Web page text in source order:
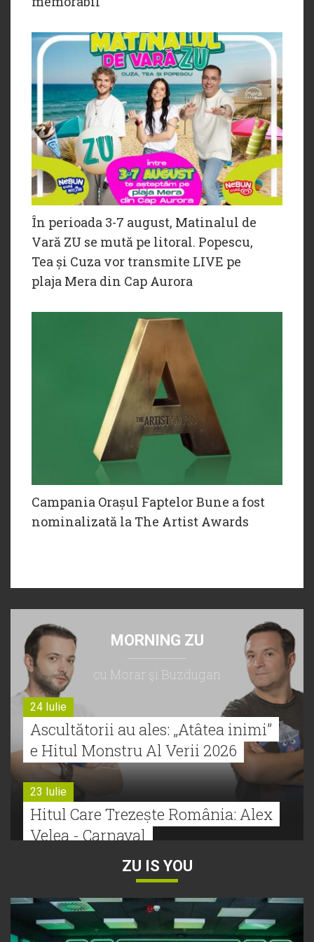
În perioada 3-7 august, Matinalul de
Vară ZU se mută pe litoral. Popescu,
Tea și Cuza vor transmite LIVE pe
plaja Mera din Cap Aurora
Campania Orașul Faptelor Bune a fost
nominalizată la The Artist Awards
MORNING ZU
cu Morar şi Buzdugan
24 Iulie
Ascultătorii au ales: „Atâtea inimi”
e Hitul Monstru Al Verii 2026
23 Iulie
Hitul Care Trezește România: Alex
Velea - Carnaval
Bătălie strânsă la Hitul Monstru Al
Verii: Cabron versus Faydee
ZU IS YOU